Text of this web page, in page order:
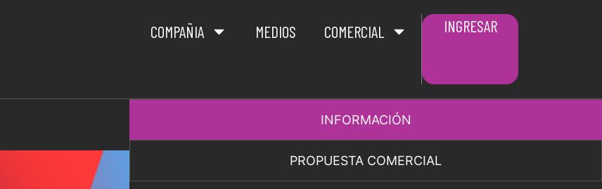
COMPAÑIA MEDIOS COMERCIAL INGRESAR
INFORMACIÓN
PROPUESTA COMERCIAL